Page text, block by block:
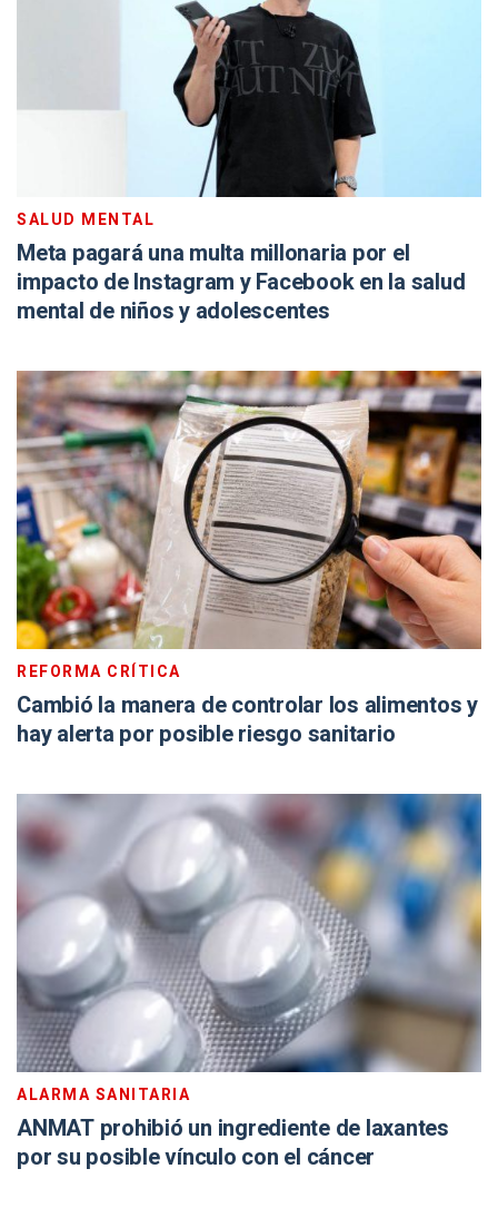
SALUD MENTAL
Meta pagará una multa millonaria por el
impacto de Instagram y Facebook en la salud
mental de niños y adolescentes
REFORMA CRÍTICA
Cambió la manera de controlar los alimentos y
hay alerta por posible riesgo sanitario
ALARMA SANITARIA
ANMAT prohibió un ingrediente de laxantes
por su posible vínculo con el cáncer